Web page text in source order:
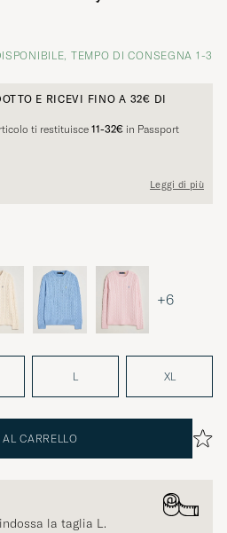
TEMPO DI CONSEGNA 1-3
E RICEVI FINO A 32€ DI
ti restituisce 11-32€ in Passport
Leggi di più
+6
L XL
CARRELLO
la taglia L.